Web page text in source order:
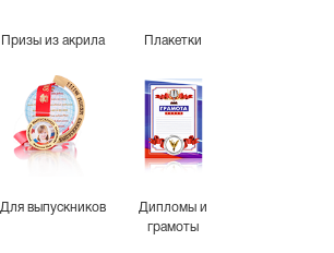
Призы из акрила Плакетки
Для выпускников
Дипломы и
грамоты